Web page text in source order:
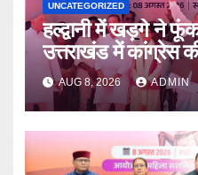
UNCATEGORIZED
हल्द्वानी में खड़गे ने
उत्तराखंड में कांग्रेस
AUG 8, 2026 ADMIN